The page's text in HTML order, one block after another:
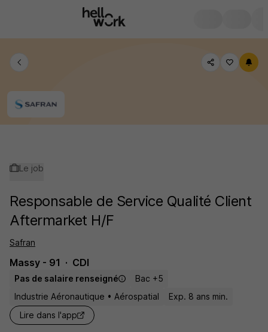
Le job
Responsable de Service Qualité Client
Aftermarket H/F
Safran
Massy - 91 CDI
Pas de salaire renseigné
Bac +5
Industrie Aéronautique • Aérospatial
Exp. 8 ans min.
Lire dans l'app